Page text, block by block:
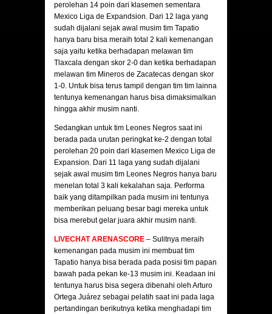
perolehan 14 poin dari klasemen sementara
Mexico Liga de Expandsion. Dari 12 laga yang
sudah dijalani sejak awal musim tim Tapatio
hanya baru bisa meraih total 2 kali kemenangan
saja yaitu ketika berhadapan melawan tim
Tlaxcala dengan skor 2-0 dan ketika berhadapan
melawan tim Mineros de Zacatecas dengan skor
1-0. Untuk bisa terus tampil dengan tim tim lainna
tentunya kemenangan harus bisa dimaksimalkan
hingga akhir musim nanti.
Sedangkan untuk tim Leones Negros saat ini
berada pada urutan peringkat ke-2 dengan total
perolehan 20 poin dari klasemen Mexico Liga de
Expansion. Dari 11 laga yang sudah dijalani
sejak awal musim tim Leones Negros hanya baru
menelan total 3 kali kekalahan saja. Performa
baik yang ditampilkan pada musim ini tentunya
memberikan peluang besar bagi mereka untuk
bisa merebut gelar juara akhir musim nanti.
LIVECHAT ARENASCORE – Sulitnya meraih
kemenangan pada musim ini membuat tim
Tapatio hanya bisa berada pada posisi tim papan
bawah pada pekan ke-13 musim ini. Keadaan ini
tentunya harus bisa segera dibenahi oleh Arturo
Ortega Juárez sebagai pelatih saat ini pada laga
pertandingan berikutnya ketika menghadapi tim